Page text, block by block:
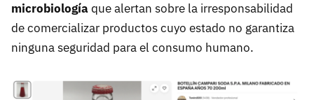
microbiologíaque alertan sobre la irresponsabilidad
de comercializar productos cuyo estado no garantiza
ninguna seguridad para el consumo humano.